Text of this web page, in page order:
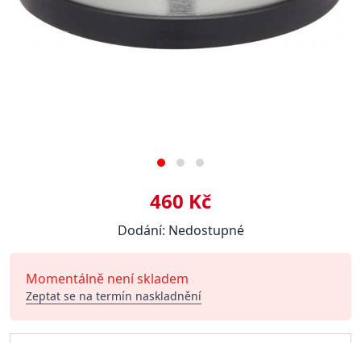
460 Kč
Dodání: Nedostupné
Momentálně není skladem
Zeptat se na termín naskladnění